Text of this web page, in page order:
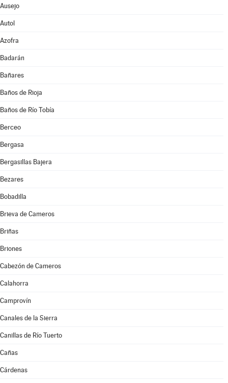
Ausejo
Autol
Azofra
Badarán
Bañares
Baños de Rioja
Baños de Río Tobía
Berceo
Bergasa
Bergasillas Bajera
Bezares
Bobadilla
Brieva de Cameros
Briñas
Briones
Cabezón de Cameros
Calahorra
Camprovín
Canales de la Sierra
Canillas de Río Tuerto
Cañas
Cárdenas